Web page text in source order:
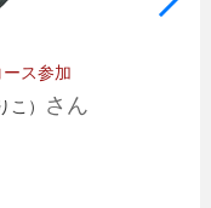
ス参加
こ） さん